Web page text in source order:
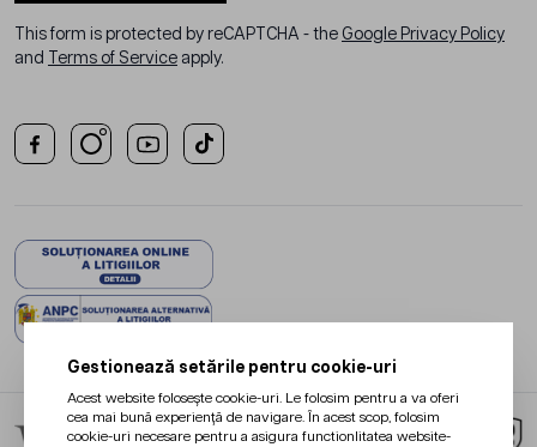
This form is protected by reCAPTCHA - the Google Privacy Policy
and
Terms of Service apply.
Gestionează setările pentru cookie-uri
Acest website folosește cookie-uri. Le folosim pentru a va oferi
cea mai bună experiență de navigare. În acest scop, folosim
cookie-uri necesare pentru a asigura functionlitatea website-